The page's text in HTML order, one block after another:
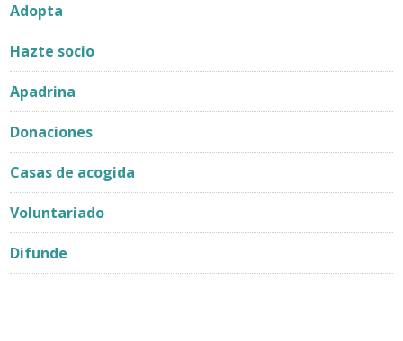
Adopta
Hazte socio
Apadrina
Donaciones
Casas de acogida
Voluntariado
Difunde